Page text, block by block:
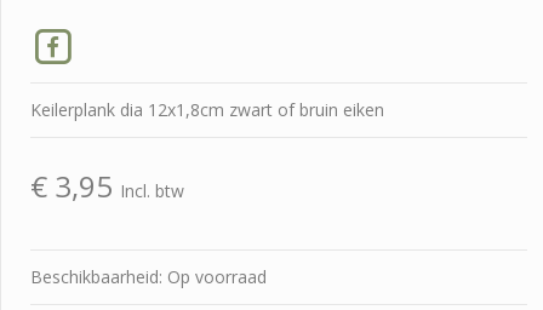
Keilerplank dia 12x1,8cm zwart of bruin eiken
€ 3,95 Incl. btw
Beschikbaarheid: Op voorraad